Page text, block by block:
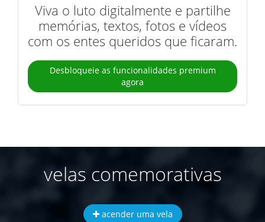
Viva o luto digitalmente e partilhe
memórias, textos, fotos e vídeos
com os entes queridos que ficaram.
Desbloqueie as funcionalidades premium
agora
velas comemorativas
acender uma vela